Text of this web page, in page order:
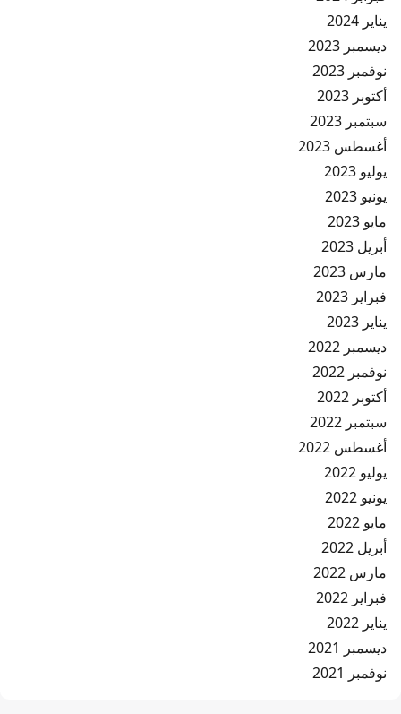
يناير 2024
ديسمبر 2023
نوفمبر 2023
أكتوبر 2023
سبتمبر 2023
أغسطس 2023
يوليو 2023
يونيو 2023
مايو 2023
أبريل 2023
مارس 2023
فبراير 2023
يناير 2023
ديسمبر 2022
نوفمبر 2022
أكتوبر 2022
سبتمبر 2022
أغسطس 2022
يوليو 2022
يونيو 2022
مايو 2022
أبريل 2022
مارس 2022
فبراير 2022
يناير 2022
ديسمبر 2021
نوفمبر 2021